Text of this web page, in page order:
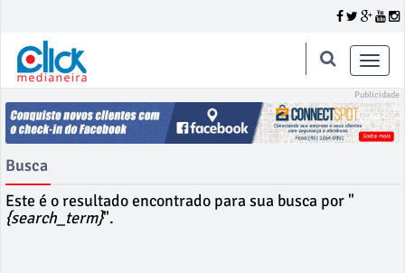
Toggle
Busca
Este é o resultado encontrado para sua busca por "
{search_term}".